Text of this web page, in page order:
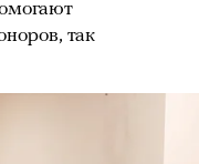
так